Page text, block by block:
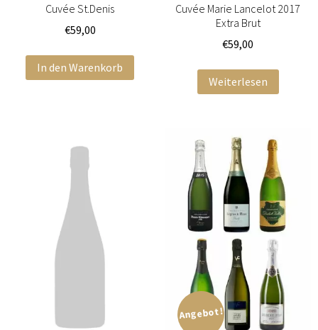
Cuvée St.Denis
€59,00
In den Warenkorb
Cuvée Marie Lancelot 2017
Extra Brut
€59,00
Weiterlesen
Angebot!